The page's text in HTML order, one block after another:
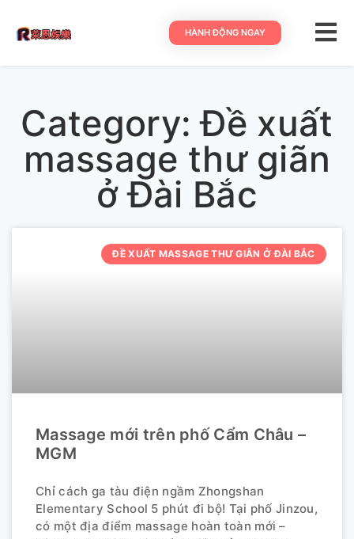
HÀNH ĐỘNG NGAY
Category: Đề xuất
massage thư giãn
ở Đài Bắc
ĐỀ XUẤT MASSAGE THƯ GIÃN Ở ĐÀI BẮC
Massage mới trên phố Cẩm Châu –
MGM
Chỉ cách ga tàu điện ngầm Zhongshan
Elementary School 5 phút đi bộ! Tại phố Jinzou,
có một địa điểm massage hoàn toàn mới –